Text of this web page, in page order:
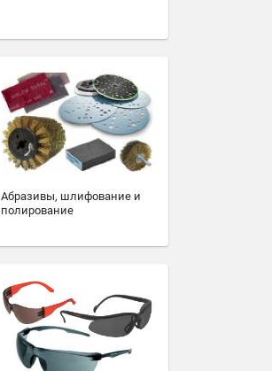
Абразивы, шлифование и
полирование